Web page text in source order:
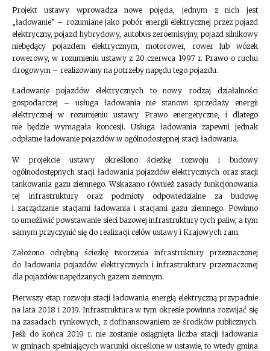
Projekt ustawy wprowadza nowe pojęcia, jednym z nich jest
„ładowanie” – rozumiane jako pobór energii elektrycznej przez pojazd
elektryczny, pojazd hybrydowy, autobus zeroemisyjny, pojazd silnikowy
niebędący pojazdem elektrycznym, motorower, rower lub wózek
rowerowy, w rozumieniu ustawy z 20 czerwca 1997 r. Prawo o ruchu
drogowym – realizowany na potrzeby napędu tego pojazdu.
Ładowanie pojazdów elektrycznych to nowy rodzaj działalności
gospodarczej – usługa ładowania nie stanowi sprzedaży energii
elektrycznej w rozumieniu ustawy Prawo energetyczne, i dlatego
nie będzie wymagała koncesji. Usługa ładowania zapewni jednak
odpłatne ładowanie pojazdów w ogólnodostępnej stacji ładowania.
W projekcie ustawy określono ścieżkę rozwoju i budowy
ogólnodostępnych stacji ładowania pojazdów elektrycznych oraz stacji
tankowania gazu ziemnego. Wskazano również zasady funkcjonowania
tej infrastruktury oraz podmioty odpowiedzialne za budowę
i zarządzanie stacjami ładowania i stacjami gazu ziemnego. Powinno
to umożliwić powstawanie sieci bazowej infrastruktury tych paliw, a tym
samym przyczynić się do realizacji celów ustawy i Krajowych ram.
Założono odrębną ścieżkę tworzenia infrastruktury przeznaczonej
do ładowania pojazdów elektrycznych i infrastruktury przeznaczonej
dla pojazdów napędzanych gazem ziemnym.
Pierwszy etap rozwoju stacji ładowania energią elektryczną przypadnie
na lata 2018 i 2019. Infrastruktura w tym okresie powinna rozwijać się
na zasadach rynkowych, z dofinansowaniem ze środków publicznych.
Jeśli do końca 2019 r. nie zostanie osiągnięta liczba stacji ładowania
w gminach spełniających warunki określone w ustawie, to wtedy gmina